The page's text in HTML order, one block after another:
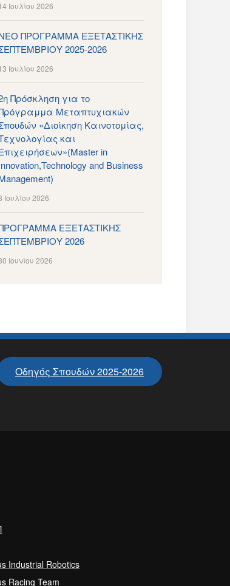
Ιουλίου 2026
ΠΡΟΓΡΑΜΜΑ ΕΞΕΤΑΣΤΙΚΗΣ
2025-2026
Ιουλίου 2026
Πρόσκληση για το
Μεταπτυχιακών
«Διοίκηση Καινοτομίας,
και
in
and Business
Ιουλίου 2026
ΕΞΕΤΑΣΤΙΚΗΣ
2026
Ιουνίου 2026
Οδηγός Σπουδών 2025-2026
Industrial Robotics
Racing Team